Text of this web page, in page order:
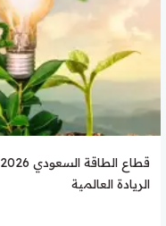
الريادة العالمية